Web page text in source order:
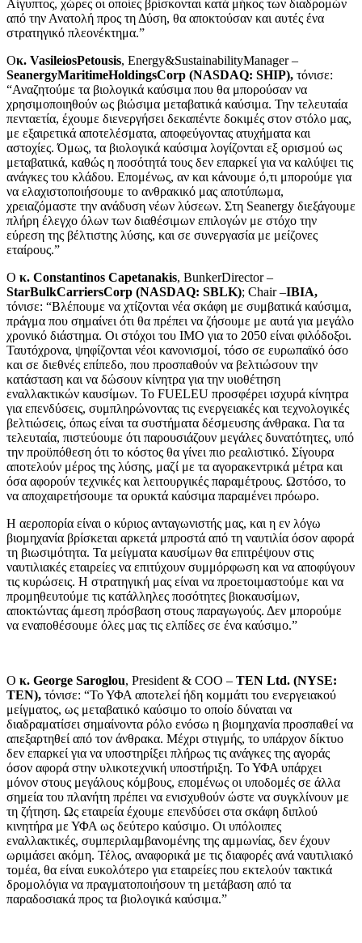
Αίγυπτος, χώρες οι οποίες βρίσκονται κατά μήκος των διαδρομών
από την Ανατολή προς τη Δύση, θα αποκτούσαν και αυτές ένα
στρατηγικό πλεονέκτημα.”
Oκ. VasileiosPetousis, Energy&SustainabilityManager –
SeanergyMaritimeHoldingsCorp (NASDAQ: SHIP), τόνισε:
“Αναζητούμε τα βιολογικά καύσιμα που θα μπορούσαν να
χρησιμοποιηθούν ως βιώσιμα μεταβατικά καύσιμα. Την τελευταία
πενταετία, έχουμε διενεργήσει δεκαπέντε δοκιμές στον στόλο μας,
με εξαιρετικά αποτελέσματα, αποφεύγοντας ατυχήματα και
αστοχίες. Όμως, τα βιολογικά καύσιμα λογίζονται εξ ορισμού ως
μεταβατικά, καθώς η ποσότητά τους δεν επαρκεί για να καλύψει τις
ανάγκες του κλάδου. Επομένως, αν και κάνουμε ό,τι μπορούμε για
να ελαχιστοποιήσουμε το ανθρακικό μας αποτύπωμα,
χρειαζόμαστε την ανάδυση νέων λύσεων. Στη Seanergy διεξάγουμε
πλήρη έλεγχο όλων των διαθέσιμων επιλογών με στόχο την
εύρεση της βέλτιστης λύσης, και σε συνεργασία με μείζονες
εταίρους.”
O κ. Constantinos Capetanakis, BunkerDirector –
StarBulkCarriersCorp (NASDAQ: SBLK); Chair –IBIA,
τόνισε: “Βλέπουμε να χτίζονται νέα σκάφη με συμβατικά καύσιμα,
πράγμα που σημαίνει ότι θα πρέπει να ζήσουμε με αυτά για μεγάλο
χρονικό διάστημα. Οι στόχοι του ΙΜΟ για το 2050 είναι φιλόδοξοι.
Ταυτόχρονα, ψηφίζονται νέοι κανονισμοί, τόσο σε ευρωπαϊκό όσο
και σε διεθνές επίπεδο, που προσπαθούν να βελτιώσουν την
κατάσταση και να δώσουν κίνητρα για την υιοθέτηση
εναλλακτικών καυσίμων. Το FUELEU προσφέρει ισχυρά κίνητρα
για επενδύσεις, συμπληρώνοντας τις ενεργειακές και τεχνολογικές
βελτιώσεις, όπως είναι τα συστήματα δέσμευσης άνθρακα. Για τα
τελευταία, πιστεύουμε ότι παρουσιάζουν μεγάλες δυνατότητες, υπό
την προϋπόθεση ότι το κόστος θα γίνει πιο ρεαλιστικό. Σίγουρα
αποτελούν μέρος της λύσης, μαζί με τα αγορακεντρικά μέτρα και
όσα αφορούν τεχνικές και λειτουργικές παραμέτρους. Ωστόσο, το
να αποχαιρετήσουμε τα ορυκτά καύσιμα παραμένει πρόωρο.
Η αεροπορία είναι ο κύριος ανταγωνιστής μας, και η εν λόγω
βιομηχανία βρίσκεται αρκετά μπροστά από τη ναυτιλία όσον αφορά
τη βιωσιμότητα. Τα μείγματα καυσίμων θα επιτρέψουν στις
ναυτιλιακές εταιρείες να επιτύχουν συμμόρφωση και να αποφύγουν
τις κυρώσεις. Η στρατηγική μας είναι να προετοιμαστούμε και να
προμηθευτούμε τις κατάλληλες ποσότητες βιοκαυσίμων,
αποκτώντας άμεση πρόσβαση στους παραγωγούς. Δεν μπορούμε
να εναποθέσουμε όλες μας τις ελπίδες σε ένα καύσιμο.”
O κ. George Saroglou, President & COO – TEN Ltd. (NYSE:
TEN), τόνισε: “Το ΥΦΑ αποτελεί ήδη κομμάτι του ενεργειακού
μείγματος, ως μεταβατικό καύσιμο το οποίο δύναται να
διαδραματίσει σημαίνοντα ρόλο ενόσω η βιομηχανία προσπαθεί να
απεξαρτηθεί από τον άνθρακα. Μέχρι στιγμής, το υπάρχον δίκτυο
δεν επαρκεί για να υποστηρίξει πλήρως τις ανάγκες της αγοράς
όσον αφορά στην υλικοτεχνική υποστήριξη. Το ΥΦΑ υπάρχει
μόνον στους μεγάλους κόμβους, επομένως οι υποδομές σε άλλα
σημεία του πλανήτη πρέπει να ενισχυθούν ώστε να συγκλίνουν με
τη ζήτηση. Ως εταιρεία έχουμε επενδύσει στα σκάφη διπλού
κινητήρα με ΥΦΑ ως δεύτερο καύσιμο. Οι υπόλοιπες
εναλλακτικές, συμπεριλαμβανομένης της αμμωνίας, δεν έχουν
ωριμάσει ακόμη. Τέλος, αναφορικά με τις διαφορές ανά ναυτιλιακό
τομέα, θα είναι ευκολότερο για εταιρείες που εκτελούν τακτικά
δρομολόγια να πραγματοποιήσουν τη μετάβαση από τα
παραδοσιακά προς τα βιολογικά καύσιμα.”